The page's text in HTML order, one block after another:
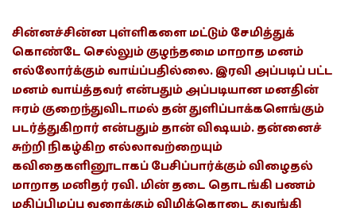
சின்னச்சின்ன புள்ளிகளை மட்டும் சேமித்துக்
கொண்டே செல்லும் குழந்தமை மாறாத மனம்
எல்லோர்க்கும் வாய்ப்பதில்லை. இரவி அப்படிப் பட்ட
மனம் வாய்த்தவர் என்பதும் அப்படியான மனதின்
ஈரம் குறைந்துவிடாமல் தன் துளிப்பாக்களெங்கும்
படர்த்துகிறார் என்பதும் தான் விஷயம். தன்னைச்
சுற்றி நிகழ்கிற எல்லாவற்றையும்
கவிதைகளினூடாகப் பேசிப்பார்க்கும் விழைதல்
மாறாத மனிதர் ரவி. மின் தடை தொடங்கி பணம்
மதிப்பிழப்பு வரைக்கும் விழிக்கொடை துவங்கி